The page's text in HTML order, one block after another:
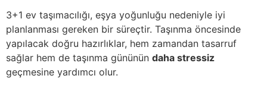
3+1 ev taşımacılığı, eşya yoğunluğu nedeniyle iyi
planlanması gereken bir süreçtir. Taşınma öncesinde
yapılacak doğru hazırlıklar, hem zamandan tasarruf
sağlar hem de taşınma gününün daha stressiz
geçmesine yardımcı olur.